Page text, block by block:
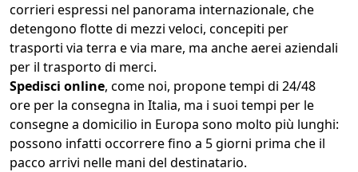
corrieri espressi nel panorama internazionale, che
detengono flotte di mezzi veloci, concepiti per
trasporti via terra e via mare, ma anche aerei aziendali
per il trasporto di merci.
Spedisci online, come noi, propone tempi di 24/48
ore per la consegna in Italia, ma i suoi tempi per le
consegne a domicilio in Europa sono molto più lunghi:
possono infatti occorrere fino a 5 giorni prima che il
pacco arrivi nelle mani del destinatario.